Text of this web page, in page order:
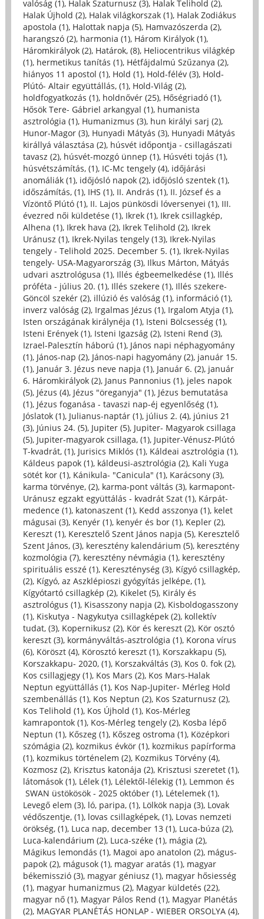
valóság (1), Halak Szaturnusz (3), Halak Telihold (2),
Halak Újhold (2), Halak világkorszak (1), Halak Zodiákus
apostola (1), Halottak napja (5), Hamvazószerda (2),
harangszó (2), harmonia (1), Három Királyok (1),
Háromkirályok (2), Határok, (8), Heliocentrikus világkép
(1), hermetikus tanítás (1), Hétfájdalmú Szűzanya (2),
hiányos 11 apostol (1), Hold (1), Hold-félév (3), Hold-
Plútó- Altair együttállás, (1), Hold-Világ (2),
holdfogyatkozás (1), holdnővér (25), Hőségriadó (1),
Hősök Tere- Gábriel arkangyal (1), humanista
asztrológia (1), Humanizmus (3), hun királyi sarj (2),
Hunor-Magor (3), Hunyadi Mátyás (3), Hunyadi Mátyás
királlyá választása (2), húsvét időpontja - csillagászati
tavasz (2), húsvét-mozgó ünnep (1), Húsvéti tojás (1),
húsvétszámítás, (1), IC-Mc tengely (4), időjárási
anomáliák (1), időjósló napok (2), időjósló szentek (1),
időszámítás, (1), IHS (1), II. András (1), II. József és a
Vízöntő Plútó (1), II. Lajos pünkösdi lóversenyei (1), III.
évezred női küldetése (1), Ikrek (1), Ikrek csillagkép,
Alhena (1), Ikrek hava (2), Ikrek Telihold (2), Ikrek
Uránusz (1), Ikrek-Nyilas tengely (13), Ikrek-Nyilas
tengely - Telihold 2025. December 5. (1), Ikrek-Nyilas
tengely- USA-Magyarország (3), Ilkus Márton, Mátyás
udvari asztrológusa (1), Illés égbeemelkedése (1), Illés
próféta - július 20. (1), Illés szekere (1), Illés szekere-
Göncöl szekér (2), illúzió és valóság (1), információ (1),
inverz valóság (2), Irgalmas Jézus (1), Irgalom Atyja (1),
Isten országának királynéja (1), Isteni Bölcsesség (1),
Isteni Erények (1), Isteni Igazság (2), Isteni Rend (3),
Izrael-Palesztín háború (1), János napi néphagyomány
(1), János-nap (2), János-napi hagyomány (2), január 15.
(1), Január 3. Jézus neve napja (1), Január 6. (2), január
6. Háromkirályok (2), Janus Pannonius (1), jeles napok
(5), Jézus (4), Jézus "öreganyja" (1), Jézus bemutatása
(1), Jézus foganása - tavaszi nap-éj egyenlőség (1),
Jóslatok (1), Julianus-naptár (1), július 2. (4), június 21
(3), Június 24. (5), Jupiter (5), Jupiter- Magyarok csillaga
(5), Jupiter-magyarok csillaga, (1), Jupiter-Vénusz-Plútó
T-kvadrát, (1), Jurisics Miklós (1), Káldeai asztrológia (1),
Káldeus papok (1), káldeusi-asztrológia (2), Kali Yuga
sötét kor (1), Kánikula- "Canicula" (1), Karácsony (3),
karma törvénye, (2), karma-pont váltás (3), karmapont-
Uránusz egzakt együttálás - kvadrát Szat (1), Kárpát-
medence (1), katonaszent (1), Kedd asszonya (1), kelet
mágusai (3), Kenyér (1), kenyér és bor (1), Kepler (2),
Kereszt (1), Keresztelő Szent János napja (5), Keresztelő
Szent János, (3), keresztény kalendárium (5), keresztény
kozmológia (7), keresztény névmágia (1), keresztény
spirituális esszé (1), Kereszténység (3), Kígyó csillagkép,
(2), Kígyó, az Aszklépioszi gyógyítás jelképe, (1),
Kígyótartó csillagkép (2), Kikelet (5), Király és
asztrológus (1), Kisasszony napja (2), Kisboldogasszony
(1), Kiskutya - Nagykutya csillagképek (2), kollektív
tudat, (3), Kopernikusz (2), Kör és kereszt (2), Kör osztó
kereszt (3), kormányváltás-asztrológia (1), Korona vírus
(6), Köröszt (4), Körosztó kereszt (1), Korszakkapu (5),
Korszakkapu- 2020, (1), Korszakváltás (3), Kos 0. fok (2),
Kos csillagjegy (1), Kos Mars (2), Kos Mars-Halak
Neptun együttállás (1), Kos Nap-Jupiter- Mérleg Hold
szembenállás (1), Kos Neptun (2), Kos Szaturnusz (2),
Kos Telihold (1), Kos Újhold (1), Kos-Mérleg
kamrapontok (1), Kos-Mérleg tengely (2), Kosba lépő
Neptun (1), Kőszeg (1), Kőszeg ostroma (1), Középkori
szómágia (2), kozmikus évkör (1), kozmikus papírforma
(1), kozmikus történelem (2), Kozmikus Törvény (4),
Kozmosz (2), Krisztus katonája (2), Krisztusi szeretet (1),
látomások (1), Lélek (1), Lélektől-lélekig (1), Lemmon és
SWAN üstökösök - 2025 október (1), Lételemek (1),
Levegő elem (3), ló, paripa, (1), Lölkök napja (3), Lovak
védőszentje, (1), lovas csillagképek, (1), Lovas nemzeti
örökség, (1), Luca nap, december 13 (1), Luca-búza (2),
Luca-kalendárium (2), Luca-széke (1), mágia (2),
Mágikus lemondás (1), Magoi apo anatolon (2), mágus-
papok (2), mágusok (1), magyar aratás (1), magyar
békemisszió (3), magyar géniusz (1), magyar hősiesség
(1), magyar humanizmus (2), Magyar küldetés (22),
magyar nő (1), Magyar Pálos Rend (1), Magyar Planétás
(2), MAGYAR PLANÉTÁS HONLAP - WIEBER ORSOLYA (4),